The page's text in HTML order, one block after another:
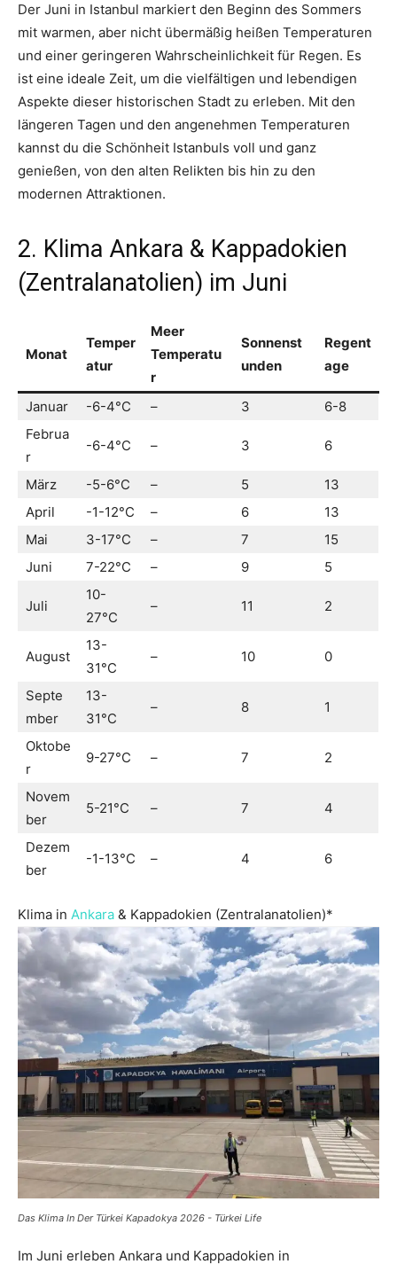
Der Juni in Istanbul markiert den Beginn des Sommers
mit warmen, aber nicht übermäßig heißen Temperaturen
und einer geringeren Wahrscheinlichkeit für Regen. Es
ist eine ideale Zeit, um die vielfältigen und lebendigen
Aspekte dieser historischen Stadt zu erleben. Mit den
längeren Tagen und den angenehmen Temperaturen
kannst du die Schönheit Istanbuls voll und ganz
genießen, von den alten Relikten bis hin zu den
modernen Attraktionen.
2. Klima Ankara & Kappadokien
(Zentralanatolien) im Juni
Monat
Temper
atur
Meer
Temperatu
r
Sonnenst
unden
Regent
age
Januar -6-4°C – 3
6-8
Februa
r
-6-4°C – 3 6
März -5-6°C – 5
13
April
-1-12°C – 6
13
Mai
3-17°C – 7
15
Juni
7-22°C – 9 5
Juli
10-
27°C
– 11 2
August
13-
31°C
– 10 0
Septe
mber
13-
31°C
– 8 1
Oktobe
r
9-27°C – 7 2
Novem
ber
5-21°C – 7 4
Dezem
ber
-1-13°C – 4 6
Klima in Ankara & Kappadokien (Zentralanatolien)*
Das Klima In Der Türkei Kapadokya 2026 - Türkei Life
Im Juni erleben Ankara und Kappadokien in